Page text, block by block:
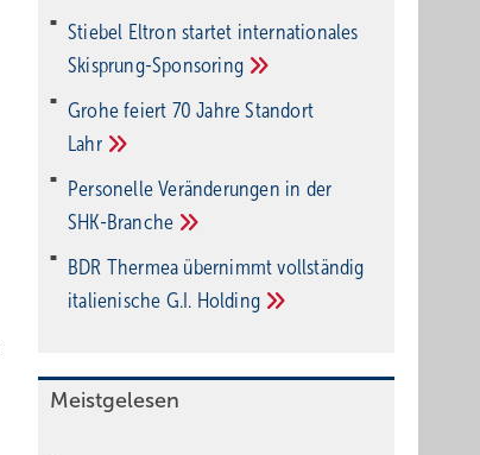
Stiebel Eltron startet internatio­nales
Ski­sprung-Spon­soring
Grohe feiert 70 Jahre Standort
Lahr
Personelle Veränderungen in der
SHK-Branche
BDR Thermea übernimmt vollständig
italienische G.I. Holding
Meistgelesen